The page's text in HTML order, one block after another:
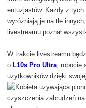
entuzjastów. Każdy z tych
wyróżniają je na tle
livestreamu poznał
W trakcie livestreamu
o L10s Pro Ultra, robocie
użytkowników dzięki